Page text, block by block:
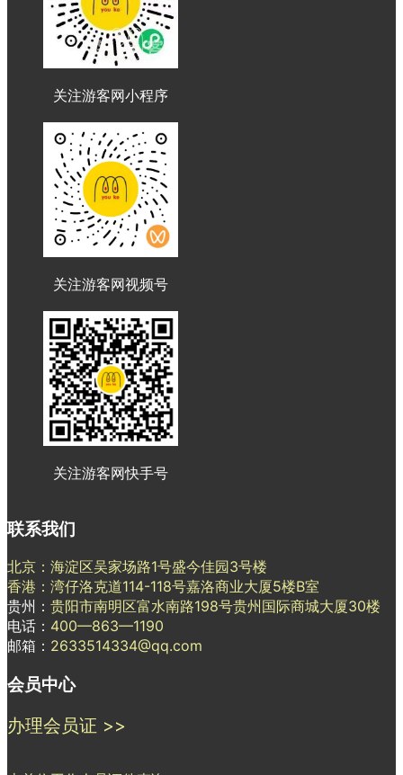
关注游客网小程序
关注游客网视频号
关注游客网快手号
联系我们
北京：海淀区吴家场路1号盛今佳园3号楼
香港：湾仔洛克道114-118号嘉洛商业大厦5楼B室
贵州： 贵阳市南明区富水南路198号贵州国际商城大厦30楼
电话： 400—863—1190
邮箱： 2633514334@qq.com
会员中心
办理会员证 >>